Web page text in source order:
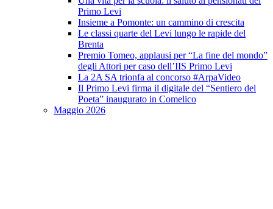
Primo Levi
Insieme a Pomonte: un cammino di crescita
Le classi quarte del Levi lungo le rapide del
Brenta
Premio Tomeo, applausi per “La fine del mondo”
degli Attori per caso dell’IIS Primo Levi
La 2A SA trionfa al concorso #ArpaVideo
Il Primo Levi firma il digitale del “Sentiero del
Poeta” inaugurato in Comelico
Maggio 2026